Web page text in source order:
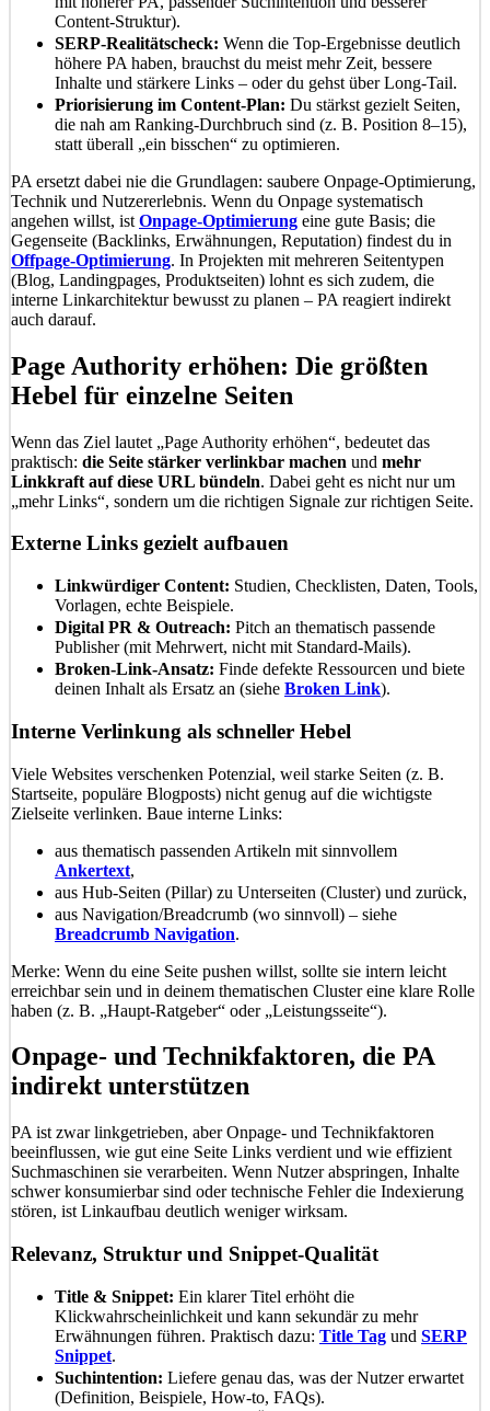
Content-Struktur).
SERP-Realitätscheck: Wenn die Top-Ergebnisse deutlich
höhere PA haben, brauchst du meist mehr Zeit, bessere
Inhalte und stärkere Links – oder du gehst über Long-Tail.
Priorisierung im Content-Plan: Du stärkst gezielt Seiten,
die nah am Ranking-Durchbruch sind (z. B. Position 8–15),
statt überall „ein bisschen“ zu optimieren.
PA ersetzt dabei nie die Grundlagen: saubere Onpage-Optimierung,
Technik und Nutzererlebnis. Wenn du Onpage systematisch
angehen willst, ist Onpage-Optimierung eine gute Basis; die
Gegenseite (Backlinks, Erwähnungen, Reputation) findest du in
Offpage-Optimierung. In Projekten mit mehreren Seitentypen
(Blog, Landingpages, Produktseiten) lohnt es sich zudem, die
interne Linkarchitektur bewusst zu planen – PA reagiert indirekt
auch darauf.
Page Authority erhöhen: Die größten
Hebel für einzelne Seiten
Wenn das Ziel lautet „Page Authority erhöhen“, bedeutet das
praktisch: die Seite stärker verlinkbar machen und mehr
Linkkraft auf diese URL bündeln. Dabei geht es nicht nur um
„mehr Links“, sondern um die richtigen Signale zur richtigen Seite.
Externe Links gezielt aufbauen
Linkwürdiger Content: Studien, Checklisten, Daten, Tools,
Vorlagen, echte Beispiele.
Digital PR & Outreach: Pitch an thematisch passende
Publisher (mit Mehrwert, nicht mit Standard-Mails).
Broken-Link-Ansatz: Finde defekte Ressourcen und biete
deinen Inhalt als Ersatz an (siehe Broken Link).
Interne Verlinkung als schneller Hebel
Viele Websites verschenken Potenzial, weil starke Seiten (z. B.
Startseite, populäre Blogposts) nicht genug auf die wichtigste
Zielseite verlinken. Baue interne Links:
aus thematisch passenden Artikeln mit sinnvollem
Ankertext,
aus Hub-Seiten (Pillar) zu Unterseiten (Cluster) und zurück,
aus Navigation/Breadcrumb (wo sinnvoll) – siehe
Breadcrumb Navigation.
Merke: Wenn du eine Seite pushen willst, sollte sie intern leicht
erreichbar sein und in deinem thematischen Cluster eine klare Rolle
haben (z. B. „Haupt-Ratgeber“ oder „Leistungsseite“).
Onpage- und Technikfaktoren, die PA
indirekt unterstützen
PA ist zwar linkgetrieben, aber Onpage- und Technikfaktoren
beeinflussen, wie gut eine Seite Links verdient und wie effizient
Suchmaschinen sie verarbeiten. Wenn Nutzer abspringen, Inhalte
schwer konsumierbar sind oder technische Fehler die Indexierung
stören, ist Linkaufbau deutlich weniger wirksam.
Relevanz, Struktur und Snippet-Qualität
Title & Snippet: Ein klarer Titel erhöht die
Klickwahrscheinlichkeit und kann sekundär zu mehr
Erwähnungen führen. Praktisch dazu: Title Tag und SERP
Snippet.
Suchintention: Liefere genau das, was der Nutzer erwartet
(Definition, Beispiele, How-to, FAQs).